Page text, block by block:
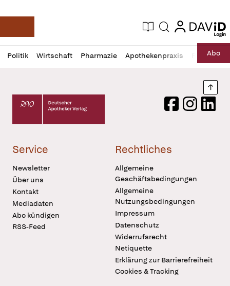
Deutsche Apotheker Zeitung
Aktuelle Ausgabe
Suche login
login
Politik Wirtschaft Pharmazie Apothekenpraxis RechtAbo
Profil
öffnen
Daz
Pur
Deutscher Apotheker Verlag Logo
FacebookInstagram
Service
Newsletter
Über uns
Kontakt
Mediadaten
Abo kündigen
RSS-Feed
Rechtliches
Allgemeine
Geschäftsbedingungen
Allgemeine
Nutzungsbedingungen
Impressum
Datenschutz
Widerrufsrecht
Netiquette
Erklärung zur Barrierefreiheit
Cookies & Tracking